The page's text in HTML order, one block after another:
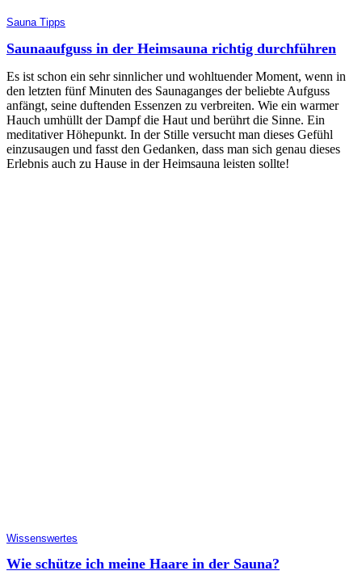
Sauna Tipps
Saunaaufguss in der Heimsauna richtig durchführen
Es ist schon ein sehr sinnlicher und wohltuender Moment, wenn in
den letzten fünf Minuten des Saunaganges der beliebte Aufguss
anfängt, seine duftenden Essenzen zu verbreiten. Wie ein warmer
Hauch umhüllt der Dampf die Haut und berührt die Sinne. Ein
meditativer Höhepunkt. In der Stille versucht man dieses Gefühl
einzusaugen und fasst den Gedanken, dass man sich genau dieses
Erlebnis auch zu Hause in der Heimsauna leisten sollte!
Wissenswertes
Wie schütze ich meine Haare in der Sauna?